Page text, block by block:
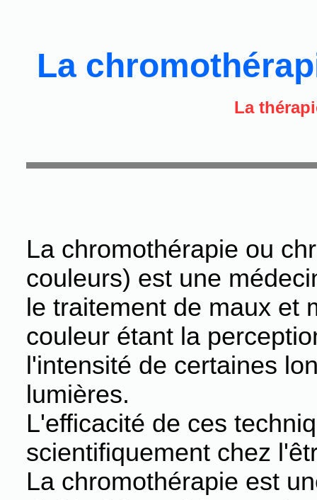
La
La
La chromothérapie ou
couleurs) est une
le traitement de maux et
couleur étant la
l'intensité de certaines
lumières.
L'efficacité de ces
scientifiquement chez
La chromothérapie est